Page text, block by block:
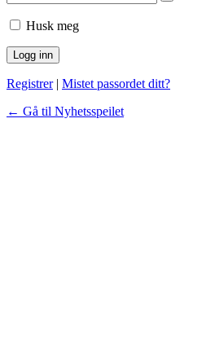
Husk meg
Registrer| Mistet passordet ditt?
← Gå til Nyhetsspeilet